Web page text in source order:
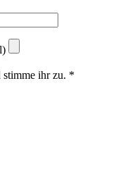
stimme ihr zu. *